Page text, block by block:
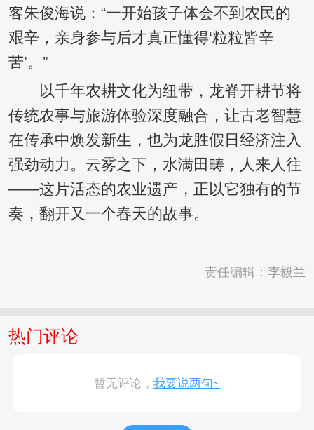
客朱俊海说：“一开始孩子体会不到农民的
艰辛，亲身参与后才真正懂得‘粒粒皆辛
苦’。”
以千年农耕文化为纽带，龙脊开耕节将
传统农事与旅游体验深度融合，让古老智慧
在传承中焕发新生，也为龙胜假日经济注入
强劲动力。云雾之下，水满田畴，人来人往
——这片活态的农业遗产，正以它独有的节
奏，翻开又一个春天的故事。
责任编辑：李毅兰
热门评论
暂无评论， 我要说两句~